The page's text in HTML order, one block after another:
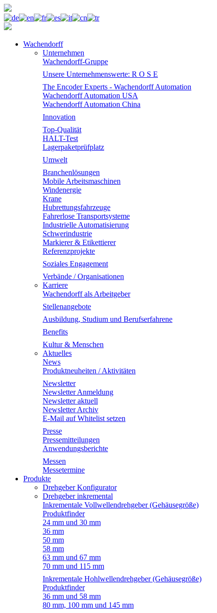
Wachendorff
Unternehmen
Wachendorff-Gruppe
Unsere Unternehmenswerte: R O S E
The Encoder Experts - Wachendorff Automation
Wachendorff Automation USA
Wachendorff Automation China
Innovation
Top-Qualität
HALT-Test
Lagerpaketprüfplatz
Umwelt
Branchenlösungen
Mobile Arbeitsmaschinen
Windenergie
Krane
Hubrettungsfahrzeuge
Fahrerlose Transportsysteme
Industrielle Automatisierung
Schwerindustrie
Markierer & Etikettierer
Referenzprojekte
Soziales Engagement
Verbände / Organisationen
Karriere
Wachendorff als Arbeitgeber
Stellenangebote
Ausbildung, Studium und Berufserfahrene
Benefits
Kultur & Menschen
Aktuelles
News
Produktneuheiten / Aktivitäten
Newsletter
Newsletter Anmeldung
Newsletter aktuell
Newsletter Archiv
E-Mail auf Whitelist setzen
Presse
Pressemitteilungen
Anwendungsberichte
Messen
Messetermine
Produkte
Drehgeber Konfigurator
Drehgeber inkremental
Inkrementale Vollwellendrehgeber (Gehäusegröße)
Produktfinder
24 mm und 30 mm
36 mm
50 mm
58 mm
63 mm und 67 mm
70 mm und 115 mm
Inkrementale Hohlwellendrehgeber (Gehäusegröße)
Produktfinder
36 mm und 58 mm
80 mm, 100 mm und 145 mm